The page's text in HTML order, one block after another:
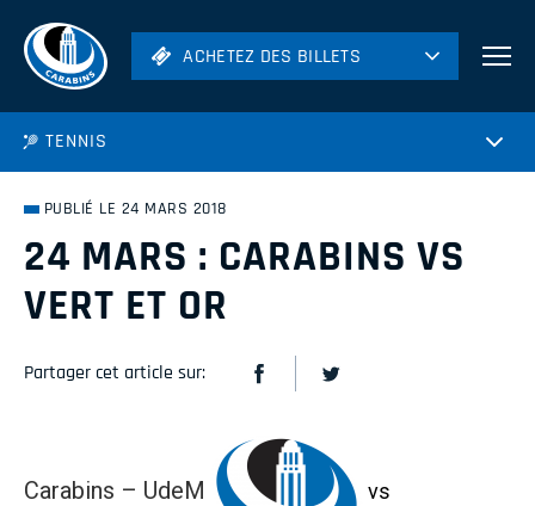
ACHETEZ DES BILLETS
ACHETEZ DES BILLETS
TENNIS
PUBLIÉ LE 24 MARS 2018
24 MARS : CARABINS VS
VERT ET OR
Partager cet article sur:
Carabins – UdeM vs